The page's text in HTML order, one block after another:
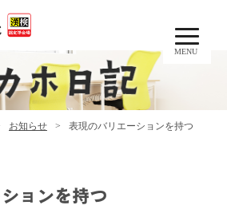
MENU
お知らせ 表現のバリエーションを持つ
ョンを持つ